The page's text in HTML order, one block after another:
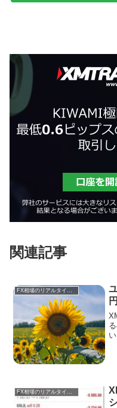
関連記事
FX相場のリアルタイム情報
FX相場のリアルタイム情報